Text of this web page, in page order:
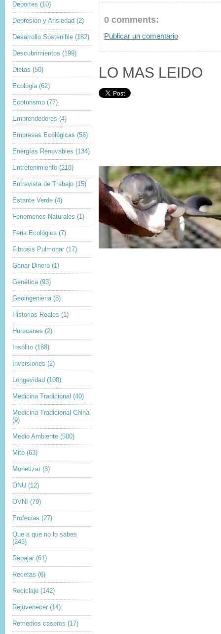
Deportes (10)
Depresión y Ansiedad (2)
Desarrollo Sostenible (182)
Descubrimientos (199)
Dietas (50)
Ecológia (62)
Ecoturismo (77)
Emprendedores (4)
Empresas Ecológicas (56)
Energías Renovables (134)
Entretenimiento (218)
Entrevista de Trabajo (15)
Estante Verde (4)
Fenomenos Naturales (1)
Feria Ecológica (7)
Fibrosis Pulmonar (17)
Ganar Dinero (1)
Genética (93)
Geoingenieria (8)
Historias Reales (1)
Huracanes (2)
Insólito (188)
Inversiones (2)
Longevidad (108)
Medicina Tradicional (40)
Medicina Tradicional China
(9)
Medio Ambiente (500)
Mito (63)
Monetizar (3)
ONU (12)
OVNI (79)
Profecias (27)
Que a que no lo sabes
(243)
Rebajar (61)
Recetas (6)
Reciclaje (142)
Rejuvenecer (14)
Remedios caseros (17)
0 comments:
Publicar un comentario
LO MAS LEIDO